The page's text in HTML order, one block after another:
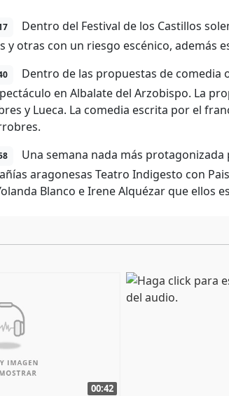
Dentro del Festival de los Castillos
y otras con un riesgo escénico, además
Dentro de las propuestas de comedia
en Albalate del Arzobispo. La
y Lueca. La comedia escrita por el
Una semana nada más protagonizada
aragonesas Teatro Indigesto con
Blanco e Irene Alquézar que ellos
00:42